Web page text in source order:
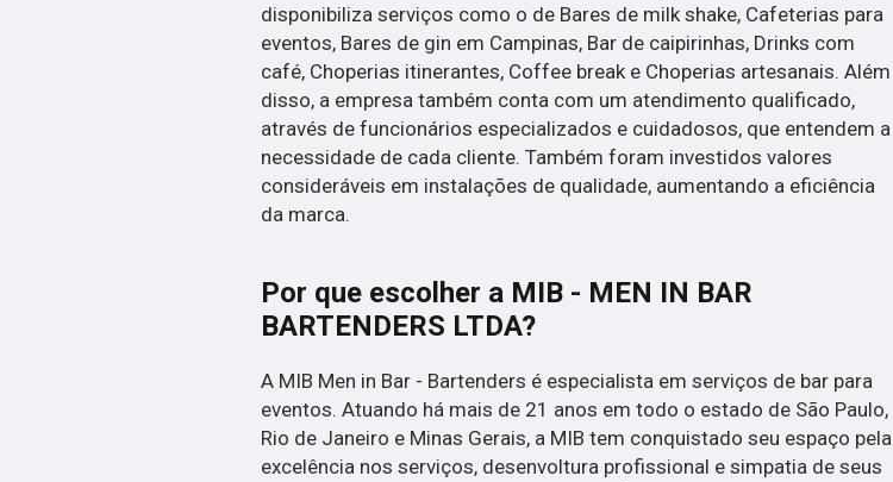
disponibiliza serviços como o de Bares de milk shake, Cafeterias para
eventos, Bares de gin em Campinas, Bar de caipirinhas, Drinks com
café, Choperias itinerantes, Coffee break e Choperias artesanais. Além
disso, a empresa também conta com um atendimento qualificado,
através de funcionários especializados e cuidadosos, que entendem a
necessidade de cada cliente. Também foram investidos valores
consideráveis em instalações de qualidade, aumentando a eficiência
da marca.
Por que escolher a MIB - MEN IN BAR
BARTENDERS LTDA?
A MIB Men in Bar - Bartenders é especialista em serviços de bar para
eventos. Atuando há mais de 21 anos em todo o estado de São Paulo,
Rio de Janeiro e Minas Gerais, a MIB tem conquistado seu espaço pela
excelência nos serviços, desenvoltura profissional e simpatia de seus